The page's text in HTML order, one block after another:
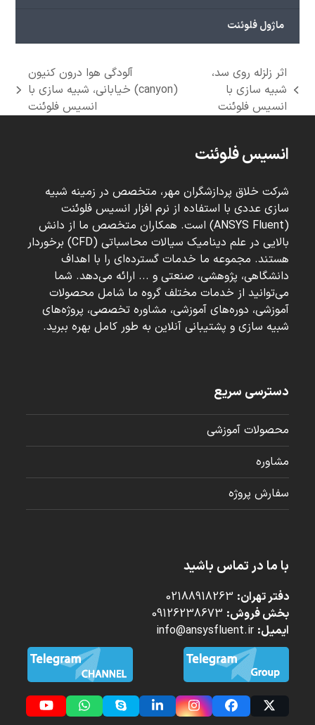
ماژول فلوئنت
previous
post:
اثر زلزله روی سد،
شبیه سازی با
انسیس فلوئنت
next
post:
آلودگی هوا درون کنیون
(canyon) خیابانی، شبیه سازی با
انسیس فلوئنت
انسیس فلوئنت
شرکت خلاق پردازشگران مهر، متخصص در زمینه شبیه
سازی عددی با استفاده از نرم افزار انسیس فلوئنت
(ANSYS Fluent) است. همکاران متخصص ما از دانش
بالایی در علم دینامیک سیالات محاسباتی (CFD) برخوردار
هستند. مجموعه ما خدمات گسترده‌ای را با اهداف
دانشگاهی، پژوهشی، صنعتی و ... ارائه می‌دهد. شما
می‌توانید از خدمات مختلف گروه ما شامل محصولات
آموزشی، دوره‌های آموزشی، مشاوره تخصصی، پروژه‌های
شبیه سازی و پشتیبانی آنلاین به طور کامل بهره ببرید.
دسترسی سریع
محصولات آموزشی
مشاوره
سفارش پروژه
با ما در تماس باشید
دفتر تهران:
بخش فروش:
ایمیل: info@ansysfluent.ir
Twitter
Facebook
Instagram
LinkedIn
Skype
Whatsapp